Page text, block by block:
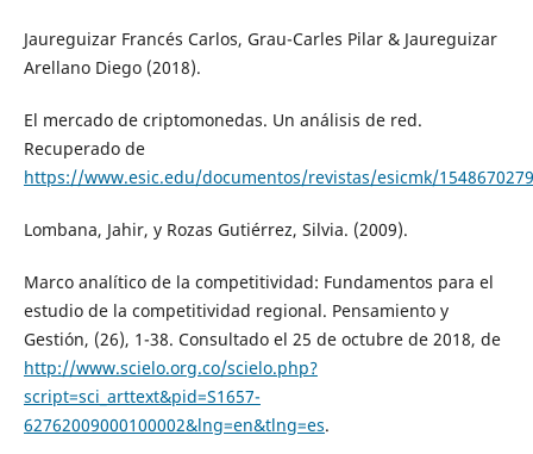
Jaureguizar Francés Carlos, Grau-Carles Pilar & Jaureguizar
Arellano Diego (2018).
El mercado de criptomonedas. Un análisis de red.
Recuperado de
https://www.esic.edu/documentos/revistas/esicmk/
Lombana, Jahir, y Rozas Gutiérrez, Silvia. (2009).
Marco analítico de la competitividad: Fundamentos para el
estudio de la competitividad regional. Pensamiento y
Gestión, (26), 1-38. Consultado el 25 de octubre de 2018, de
http://www.scielo.org.co/scielo.php?
script=sci_arttext&pid=S1657-
62762009000100002&lng=en&tlng=es.